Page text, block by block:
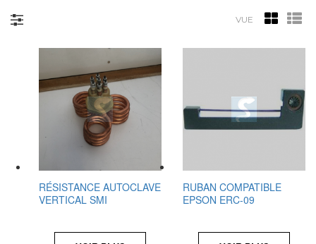
VUE
RÉSISTANCE AUTOCLAVE
VERTICAL SMI
RUBAN COMPATIBLE
EPSON ERC-09